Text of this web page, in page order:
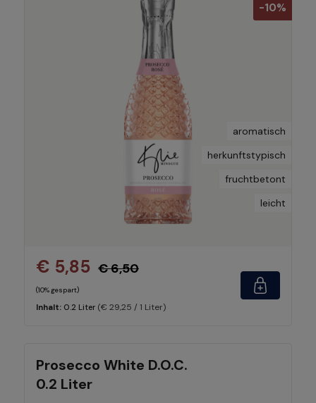
-10%
aromatisch
herkunftstypisch
fruchtbetont
leicht
€ 5,85 € 6,50
(10% gespart)
Inhalt: 0.2 Liter (€ 29,25 / 1 Liter)
Prosecco White D.O.C.
0.2 Liter